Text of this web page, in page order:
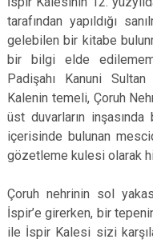
Horasan
Aziziye
İspir
Karaçoban
Karayazı
Köprüköy
Narman
tarafından yapıldığı
gelebilen bir kitabe
bir bilgi elde
Padişahı Kanuni Sultan
Kalenin temeli, Çoruh
üst duvarların
içerisinde bulunan
gözetleme kulesi olarak
Çoruh nehrinin sol
İspir’e girerken, bir
ile İspir Kalesi sizi